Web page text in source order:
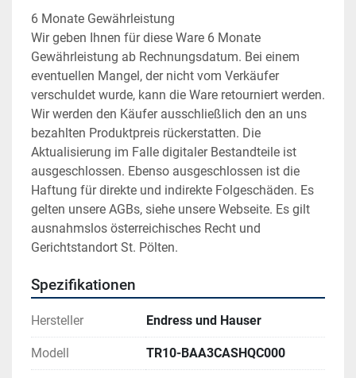
6 Monate Gewährleistung
Wir geben Ihnen für diese Ware 6 Monate
Gewährleistung ab Rechnungsdatum. Bei einem
eventuellen Mangel, der nicht vom Verkäufer
verschuldet wurde, kann die Ware retourniert werden.
Wir werden den Käufer ausschließlich den an uns
bezahlten Produktpreis rückerstatten. Die
Aktualisierung im Falle digitaler Bestandteile ist
ausgeschlossen. Ebenso ausgeschlossen ist die
Haftung für direkte und indirekte Folgeschäden. Es
gelten unsere AGBs, siehe unsere Webseite. Es gilt
ausnahmslos österreichisches Recht und
Gerichtstandort St. Pölten.
Spezifikationen
Hersteller Endress und Hauser
Modell TR10-BAA3CASHQC000